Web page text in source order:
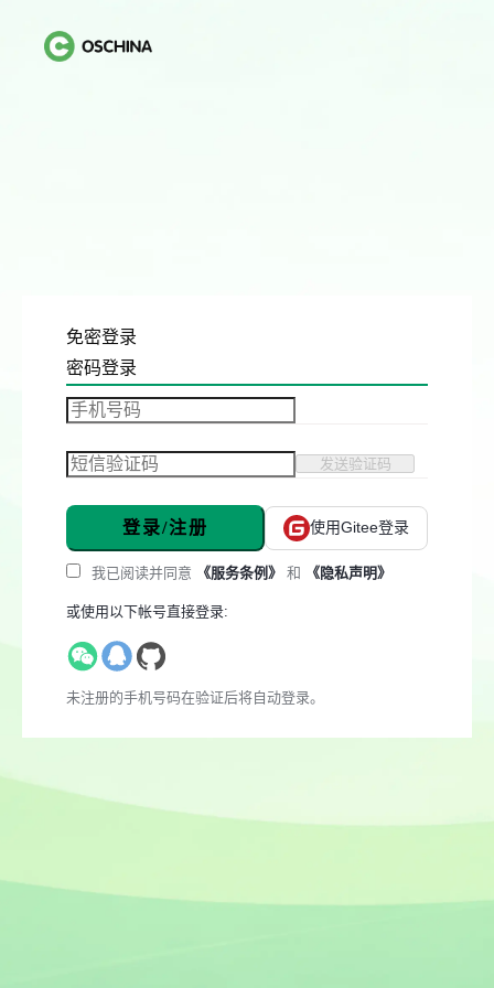
免密登录
密码登录
发送验证码
登录/注册 使用Gitee登录
我已阅读并同意 《服务条例》 和 《隐私声明》
或使用以下帐号直接登录:
未注册的手机号码在验证后将自动登录。